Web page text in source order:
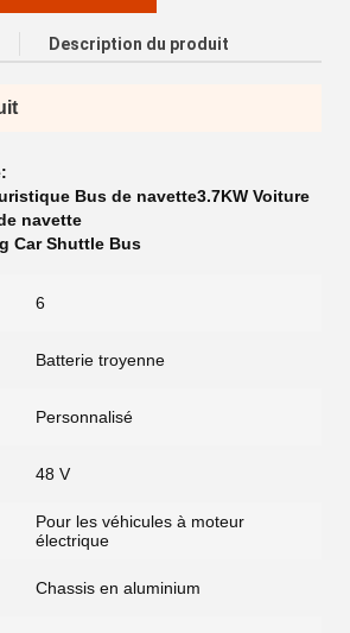
Description du produit
Bus de navette3.7KW Voiture
navette
Car Shuttle Bus
6
Batterie troyenne
Personnalisé
48 V
Pour les véhicules à moteur
électrique
Chassis en aluminium